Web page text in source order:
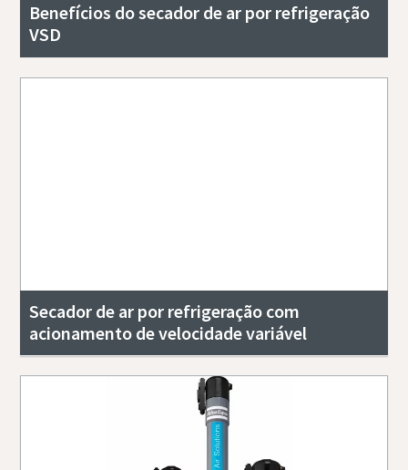
Benefícios do secador de ar por refrigeração
VSD
Secador de ar por refrigeração com
acionamento de velocidade variável